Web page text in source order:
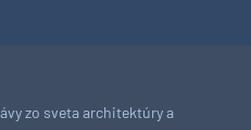
zo sveta architektúry a